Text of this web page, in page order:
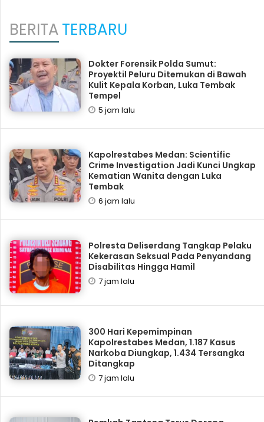
BERITATERBARU
Dokter Forensik Polda Sumut:
Proyektil Peluru Ditemukan di Bawah
Kulit Kepala Korban, Luka Tembak
Tempel
5 jam lalu
Kapolrestabes Medan: Scientific
Crime Investigation Jadi Kunci Ungkap
Kematian Wanita dengan Luka
Tembak
6 jam lalu
Polresta Deliserdang Tangkap Pelaku
Kekerasan Seksual Pada Penyandang
Disabilitas Hingga Hamil
7 jam lalu
300 Hari Kepemimpinan
Kapolrestabes Medan, 1.187 Kasus
Narkoba Diungkap, 1.434 Tersangka
Ditangkap
7 jam lalu